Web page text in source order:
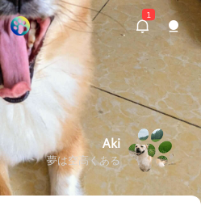
1
Aki
夢は空高くある